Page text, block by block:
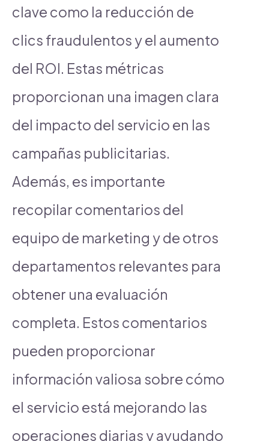
clave como la reducción de
clics fraudulentos y el aumento
del ROI. Estas métricas
proporcionan una imagen clara
del impacto del servicio en las
campañas publicitarias.
Además, es importante
recopilar comentarios del
equipo de marketing y de otros
departamentos relevantes para
obtener una evaluación
completa. Estos comentarios
pueden proporcionar
información valiosa sobre cómo
el servicio está mejorando las
operaciones diarias y ayudando